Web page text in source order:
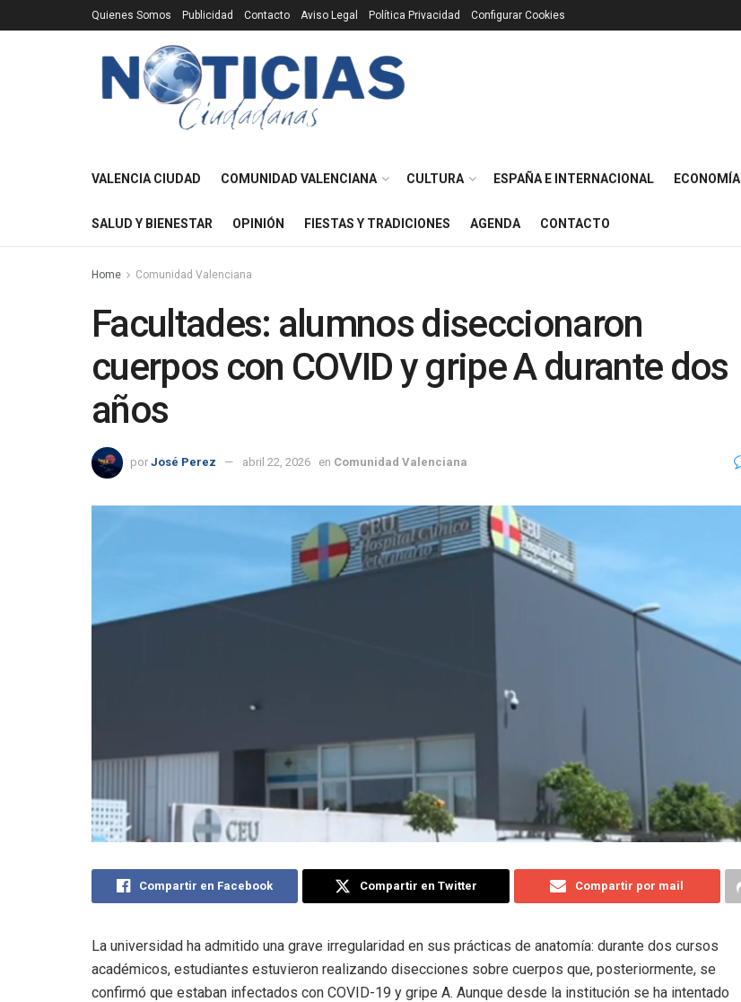
Quienes Somos Publicidad Contacto Aviso Legal Política Privacidad Configurar Cookies
VALENCIA CIUDAD COMUNIDAD VALENCIANA CULTURA ESPAÑA E INTERNACIONAL ECONOMÍA
SALUD Y BIENESTAR OPINIÓN FIESTAS Y TRADICIONES AGENDA CONTACTO
Home Comunidad Valenciana
Facultades: alumnos diseccionaron
cuerpos con COVID y gripe A durante dos
años
por José Perez abril 22, 2026 en Comunidad Valenciana
Compartir en Facebook Compartir en Twitter Compartir por mail
La universidad ha admitido una grave irregularidad en sus prácticas de anatomía: durante dos cursos
académicos, estudiantes estuvieron realizando disecciones sobre cuerpos que, posteriormente, se
confirmó que estaban infectados con COVID-19 y gripe A. Aunque desde la institución se ha intentado